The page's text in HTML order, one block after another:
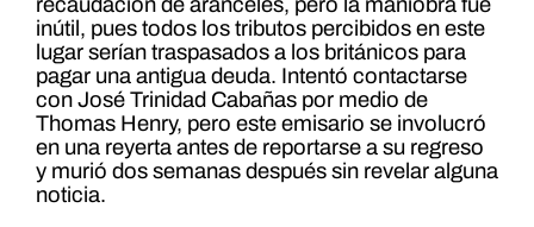
recaudación de aranceles, pero la maniobra fue
inútil, pues todos los tributos percibidos en este
lugar serían traspasados a los británicos para
pagar una antigua deuda. Intentó contactarse
con José Trinidad Cabañas por medio de
Thomas Henry, pero este emisario se involucró
en una reyerta antes de reportarse a su regreso
y murió dos semanas después sin revelar alguna
noticia.